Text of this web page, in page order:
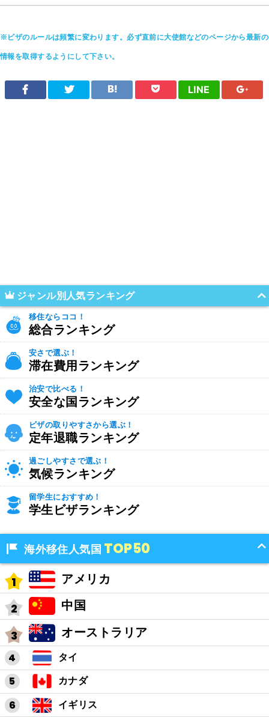
※ビザのルールは頻繁に変わります。必ず直前に大使館などのページから最新の
情報を取得するようにして下さい。
LINE
ジャンル別人気ランキング
移住ならココ！
総合ランキング
安さで選ぶ！
滞在費用ランキング
治安で比べる！
安全な国ランキング
ビザの取りやすさから選ぶ！
定年退職ランキング
過ごしやすさで選ぶ！
気候ランキング
留学生におすすめ！
学生ビザランキング
海外移住人気国 TOP50
アメリカ
中国
オーストラリア
タイ
カナダ
イギリス